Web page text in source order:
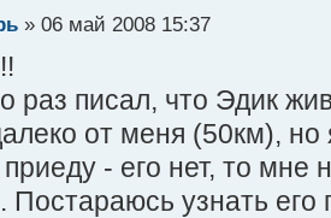
» 06 май 2008 15:37
раз писал, что Эдик
от меня (50км),
- его нет, то мне
Постараюсь узнать его